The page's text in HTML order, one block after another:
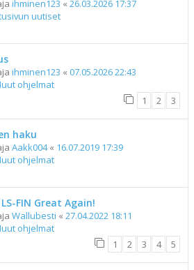
ihminen123 « 26.03.2026 17:37
uutiset
ihminen123 « 07.05.2026 22:43
ohjelmat
1 2 3
haku
Aakk004« 16.07.2019 17:39
ohjelmat
FIN Great Again!
Wallubesti « 27.04.2022 18:11
ohjelmat
1 2 3 4 5